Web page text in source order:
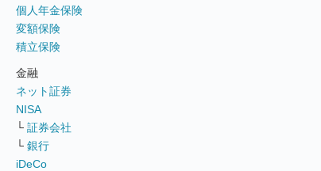
個人年金保険
変額保険
積立保険
金融
ネット証券
NISA
└ 証券会社
└ 銀行
iDeCo